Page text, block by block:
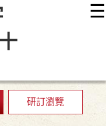
☰
研訂瀏覽